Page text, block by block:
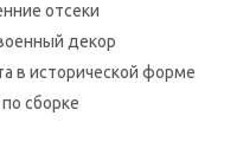
отсеки
декор
в исторической форме
сборке